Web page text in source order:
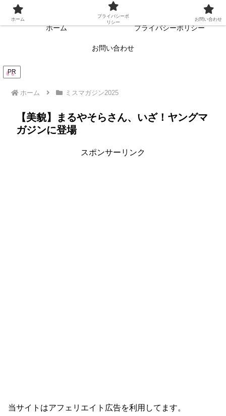
常に読者目線・読者ファーストを目指す!!
ホーム プライバシーポリシー
お問い合わせ
PR
ホーム ミスマガジン2025
【美貌】まるやそらさん、いざ！ヤングマ
ガジンに登場
スポンサーリンク
当サイトはアフェリエイト広告を利用してます。
ホーム
プライバシーポ
リシー
お問い合わせ